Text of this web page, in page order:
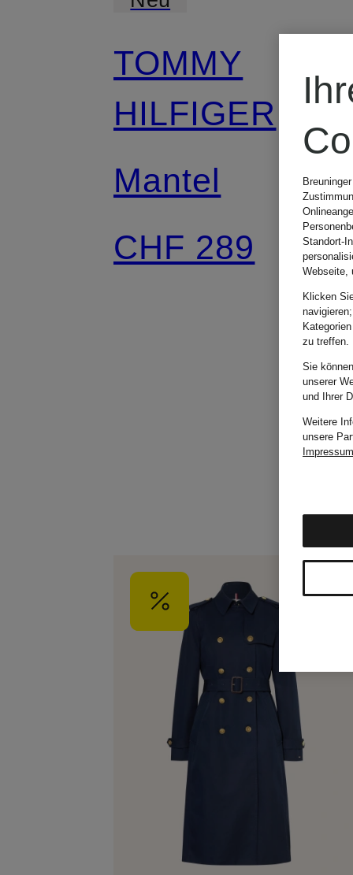
TOMMY
HILFIGER
Mantel
CHF 289
Standort-
Webseite,
Klicken
zu treffen.
Sie
unserer
und Ihrer
Weitere
unsere
Impressum